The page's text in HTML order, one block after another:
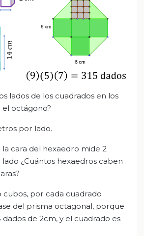
lados de los cuadrados en los
el octágono?
por lado.
la cara del hexaedro mide 2
¿Cuántos hexaedros caben
cubos, por cada cuadrado
del prisma octagonal, porque
de 2cm, y el cuadrado es